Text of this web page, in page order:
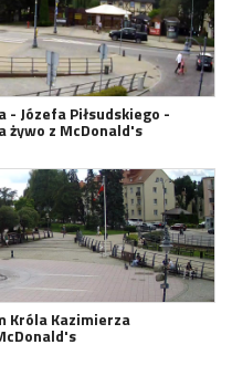
Józefa Piłsudskiego -
żywo z McDonald's
Króla Kazimierza